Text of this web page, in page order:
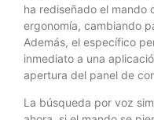
ha rediseñado el mando
ergonomía, cambiando
Además, el específico
inmediato a una
apertura del panel de
La búsqueda por voz